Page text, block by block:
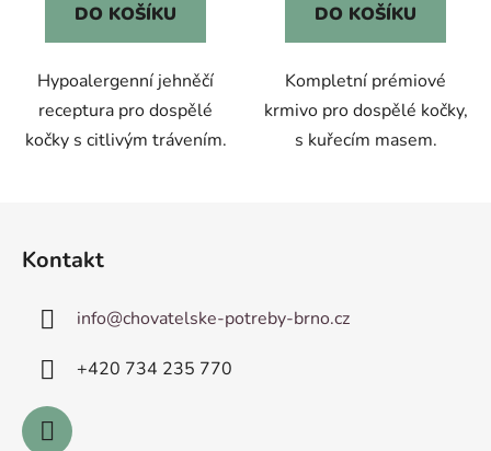
DO KOŠÍKU
Hypoalergenní jehněčí
receptura pro dospělé
kočky s citlivým trávením.
DO KOŠÍKU
Kompletní prémiové
krmivo pro dospělé kočky,
s kuřecím masem.
Kontakt
info@chovatelske-potreby-brno.cz
+420 ­734 235 770